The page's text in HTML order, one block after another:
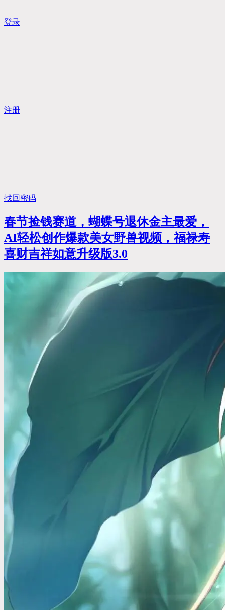
登录
注册
找回密码
春节捡钱赛道，蝴蝶号退休金主最爱，
AI轻松创作爆款美女野兽视频，福禄寿
喜财吉祥如意升级版3.0